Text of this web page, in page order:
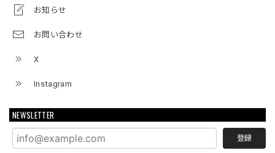
お知らせ
お問い合わせ
X
Instagram
NEWSLETTER
登録